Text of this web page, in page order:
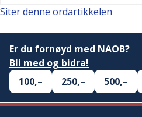
Siter denne ordartikkelen
Er du fornøyd med NAOB?
Bli med og bidra!
100,–
250,– 500,–